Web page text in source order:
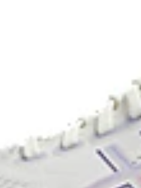
materials to help